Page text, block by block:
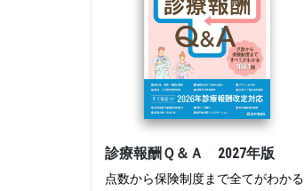
診療報酬Ｑ＆Ａ 2027年版
点数から保険制度まで全てがわかる